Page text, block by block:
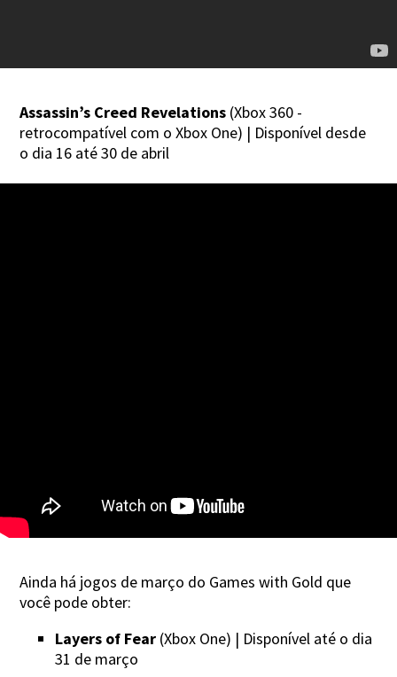
Assassin’s Creed Revelations (Xbox 360 -
retrocompatível com o Xbox One) | Disponível desde
o dia 16 até 30 de abril
Ainda há jogos de março do Games with Gold que
você pode obter:
Layers of Fear (Xbox One) | Disponível até o dia
31 de março